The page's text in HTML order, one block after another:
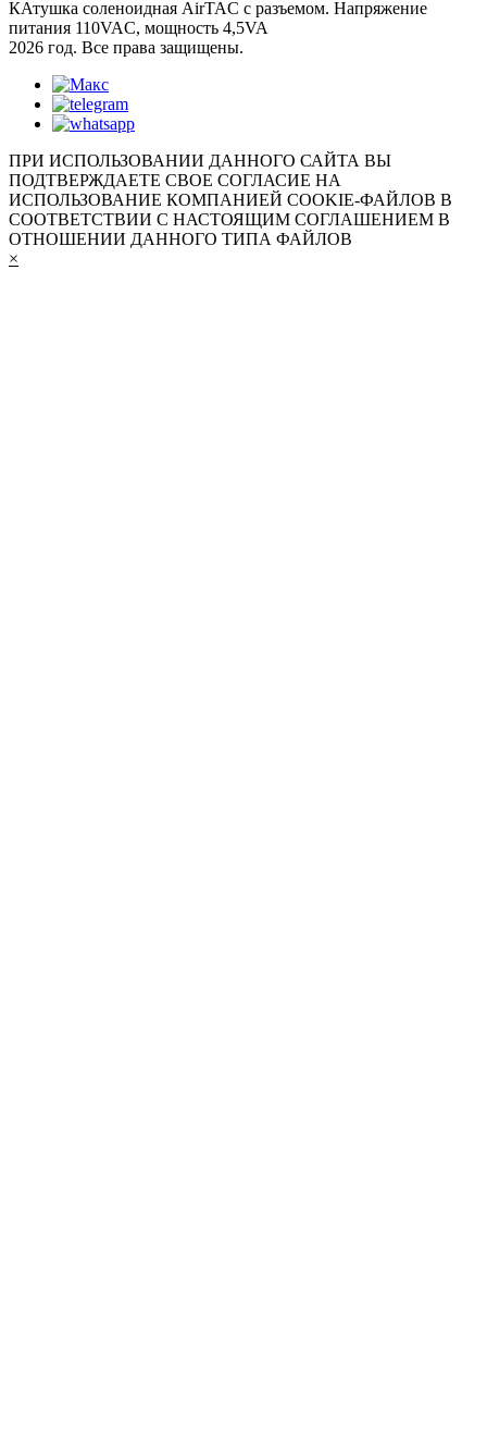
КАтушка соленоидная AirTAC с разъемом. Напряжение
питания 110VAC, мощность 4,5VA
2026 год. Все права защищены.
ПРИ ИСПОЛЬЗОВАНИИ ДАННОГО САЙТА ВЫ
ПОДТВЕРЖДАЕТЕ СВОЕ СОГЛАСИЕ НА
ИСПОЛЬЗОВАНИЕ КОМПАНИЕЙ COOKIE-ФАЙЛОВ В
СООТВЕТСТВИИ С НАСТОЯЩИМ СОГЛАШЕНИЕМ В
ОТНОШЕНИИ ДАННОГО ТИПА ФАЙЛОВ
×